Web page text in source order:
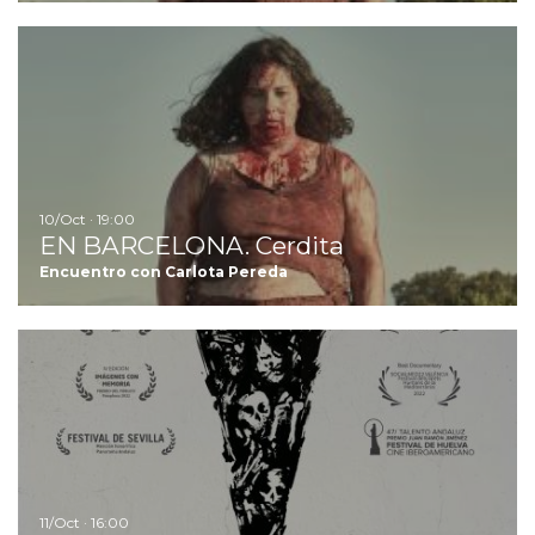
10/Oct · 19:00
EN BARCELONA. Cerdita
Encuentro con Carlota Pereda
11/Oct · 16:00